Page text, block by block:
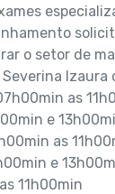
o setor de
Izaura
as
e
as
e
11h00min